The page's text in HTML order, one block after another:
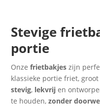
Stevige
portie
Onzefrietbakjes zijn
klassieke portie friet,
stevig, lekvrij en
te houden,zonder